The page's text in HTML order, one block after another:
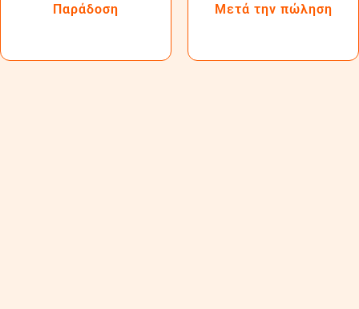
Παράδοση Μετά την πώληση